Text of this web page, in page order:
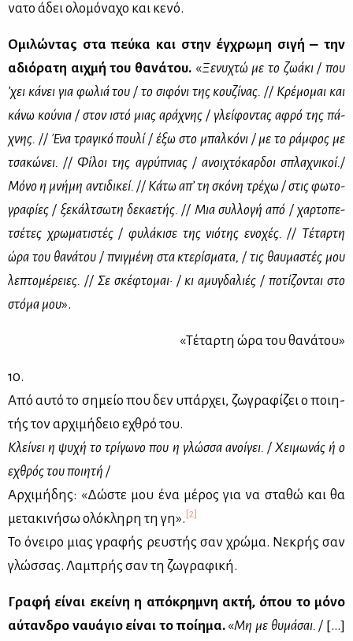
να­το άδει ολο­μό­να­χο και κε­νό.
Ομι­λώ­ντας στα πεύ­κα και στην έγ­χρω­μη σι­γή ‒ την
αδιό­ρα­τη αιχ­μή του θα­νά­του. «Ξε­νυ­χτώ με το ζω­ά­κι / που
’χει κά­νει για φω­λιά του / το σι­φό­νι της κου­ζί­νας. // Κρέ­μο­μαι και
κά­νω κού­νια / στον ιστό μιας αρά­χνης / γλεί­φο­ντας αφρό της πά­
χνης. // Ένα τρα­γι­κό που­λί / έξω στο μπαλ­κό­νι / με το ράμ­φος με
τσα­κώ­νει. // Φί­λοι της αγρύ­πνιας / ανοι­χτό­καρ­δοι σπλα­χνι­κοί./
Μό­νο η μνή­μη αντι­δι­κεί. // Κά­τω απ’ τη σκό­νη τρέ­χω / στις φω­το­
γρα­φί­ες / ξε­κάλ­τσω­τη δε­κα­ε­τής. // Μια συλ­λο­γή από / χαρ­το­πε­
τσέ­τες χρω­μα­τι­στές / φυ­λά­κι­σε της νιό­της ενο­χές. // Τέ­ταρ­τη
ώρα του θα­νά­του / πνιγ­μέ­νη στα κτε­ρί­σμα­τα, / τις θαυ­μα­στές μου
λε­πτο­μέ­ρειες. // Σε σκέ­φτο­μαι· / κι αμυ­γδα­λιές / πο­τί­ζο­νται στο
στό­μα μου».
«Τέ­ταρ­τη ώρα του θα­νά­του»
10.
Από αυ­τό το ση­μείο που δεν υπάρ­χει, ζω­γρα­φί­ζει ο ποι­η­
τής τον αρ­χι­μή­δειο εχθρό του.
Κλεί­νει η ψυ­χή το τρί­γω­νο που η γλώσ­σα ανοί­γει. / Χει­μω­νάς ή ο
εχθρός του ποι­η­τή /
Αρ­χι­μή­δης: «Δώ­στε μου ένα μέ­ρος για να στα­θώ και θα
με­τα­κι­νή­σω ολό­κλη­ρη τη γη». [2]
Το όνει­ρο μιας γρα­φής ρευ­στής σαν χρώ­μα. Νε­κρής σαν
γλώσ­σας. Λα­μπρής σαν τη ζω­γρα­φι­κή.
Γρα­φή εί­ναι εκεί­νη η από­κρη­μνη ακτή, όπου το μό­νο
αύ­ταν­δρο ναυά­γιο εί­ναι το ποί­η­μα. «Μη με θυ­μά­σαι. / […]